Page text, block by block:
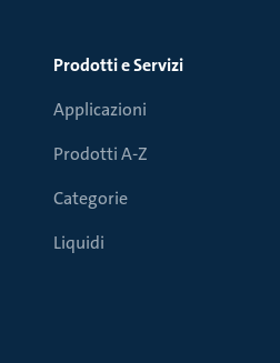
Prodotti e Servizi
Applicazioni
Prodotti A-Z
Categorie
Liquidi